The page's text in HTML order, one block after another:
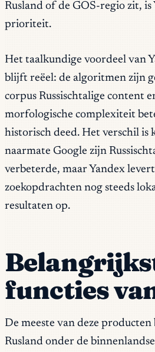
Rusland of de GOS-regio zit, is
prioriteit.
Het taalkundige voordeel van
blijft reëel: de algoritmen zijn
corpus Russischtalige content
morfologische complexiteit
historisch deed. Het verschil is
naarmate Google zijn
verbeterde, maar Yandex
zoekopdrachten nog steeds
resultaten op.
functies
De meeste van deze
Rusland onder de